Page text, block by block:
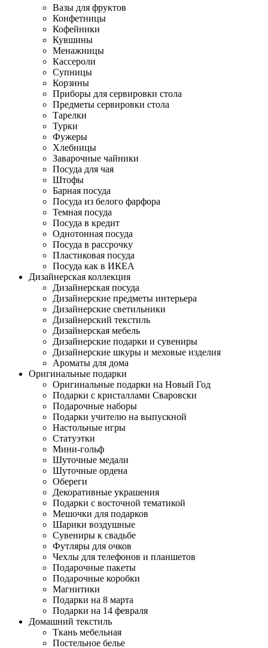
Вазы для фруктов
Конфетницы
Кофейники
Кувшины
Менажницы
Кассероли
Супницы
Корзины
Приборы для сервировки стола
Предметы сервировки стола
Тарелки
Турки
Фужеры
Хлебницы
Заварочные чайники
Посуда для чая
Штофы
Барная посуда
Посуда из белого фарфора
Темная посуда
Посуда в кредит
Однотонная посуда
Посуда в рассрочку
Пластиковая посуда
Посуда как в ИКЕА
Дизайнерская коллекция
Дизайнерская посуда
Дизайнерские предметы интерьера
Дизайнерские светильники
Дизайнерский текстиль
Дизайнерская мебель
Дизайнерские подарки и сувениры
Дизайнерские шкуры и меховые изделия
Ароматы для дома
Оригинальные подарки
Оригинальные подарки на Новый Год
Подарки с кристаллами Сваровски
Подарочные наборы
Подарки учителю на выпускной
Настольные игры
Статуэтки
Мини-гольф
Шуточные медали
Шуточные ордена
Обереги
Декоративные украшения
Подарки с восточной тематикой
Мешочки для подарков
Шарики воздушные
Сувениры к свадьбе
Футляры для очков
Чехлы для телефонов и планшетов
Подарочные пакеты
Подарочные коробки
Магнитики
Подарки на 8 марта
Подарки на 14 февраля
Домашний текстиль
Ткань мебельная
Постельное белье